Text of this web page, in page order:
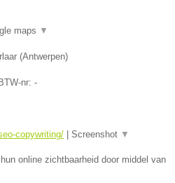
maps ▼
(Antwerpen)
nr: -
copywriting/ Screenshot ▼
online zichtbaarheid door middel van